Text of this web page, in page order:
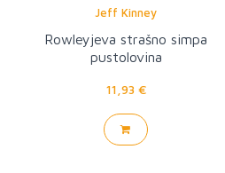
Jeff Kinney
Rowleyjeva strašno simpa
pustolovina
11,93 €